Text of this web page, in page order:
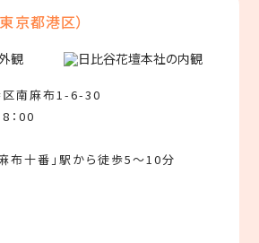
京都港区）
区南⿇布1-6-30
：00
布⼗番」駅から徒歩5〜10分